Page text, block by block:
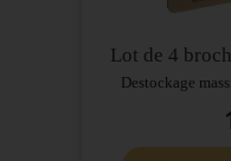
Lot de 4
Destockage